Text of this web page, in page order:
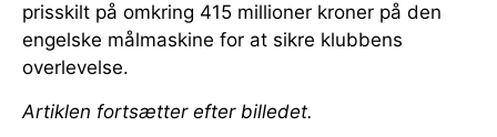
prisskilt på omkring 415 millioner kroner på den
engelske målmaskine for at sikre klubbens
overlevelse.
Artiklen fortsætter efter billedet.